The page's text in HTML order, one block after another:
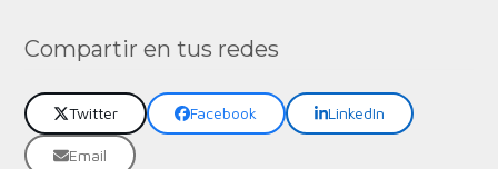
Compartir en tus redes
Twitter Facebook LinkedIn
Email